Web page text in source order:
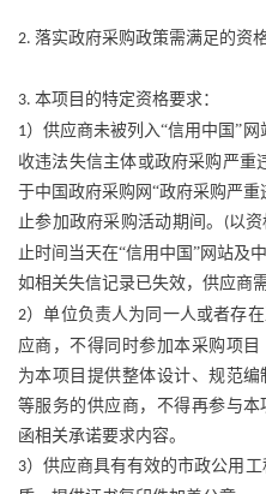
2. 落实政府采购政策需满足的资
3. 本项目的特定资格要求：
1）供应商未被列入“信用中国”
收违法失信主体或政府采购严重
于中国政府采购网“政府采购严
止参加政府采购活动期间。 (以资
止时间当天在“信用中国”网站及
如相关失信记录已失效，供应商
2）单位负责人为同一人或者存
应商，不得同时参加本采购项目
为本项目提供整体设计、规范
等服务的供应商，不得再参与
函相关承诺要求内容。
3）供应商具有有效的市政公用